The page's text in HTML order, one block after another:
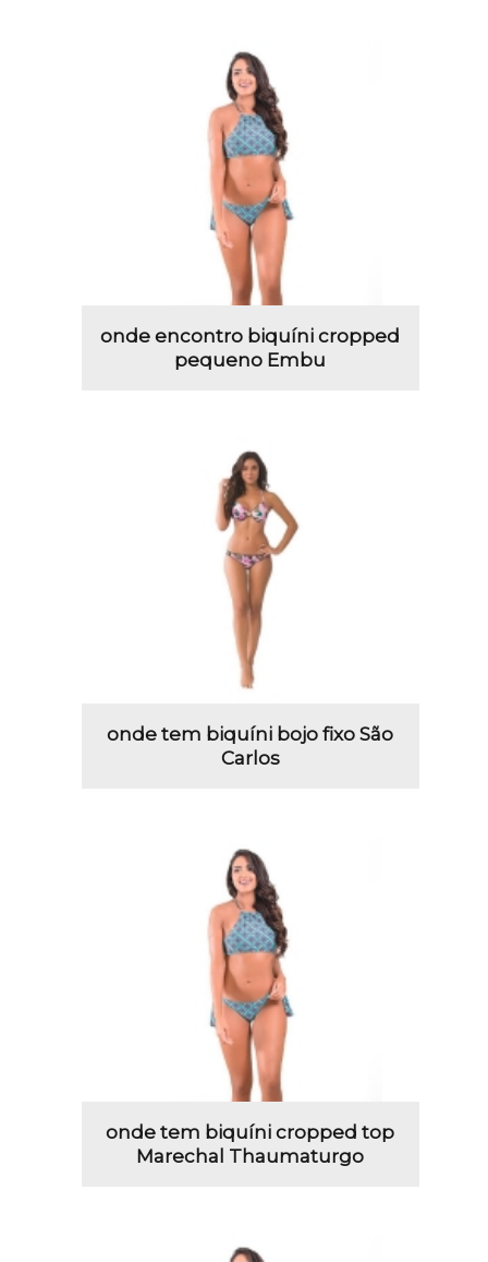
onde encontro biquíni cropped
pequeno Embu
onde tem biquíni bojo fixo São
Carlos
onde tem biquíni cropped top
Marechal Thaumaturgo